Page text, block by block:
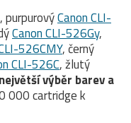
, purpurovýCanon CLI-
Canon CLI-526Gy,
526CMY, černý
CLI-526C, žlutý
největší výběr barev a
000 cartridge k